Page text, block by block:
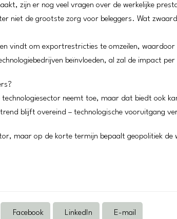
zijn er nog veel vragen over de werkelijke
niet de grootste zorg voor beleggers. Wat
vindt om exportrestricties te omzeilen, waardoor
beïnvloeden, al zal de impact
neemt toe, maar dat biedt ook
blijft overeind – technologische vooruitgang
maar op de korte termijn bepaalt geopolitiek de
Facebook LinkedIn E-mail